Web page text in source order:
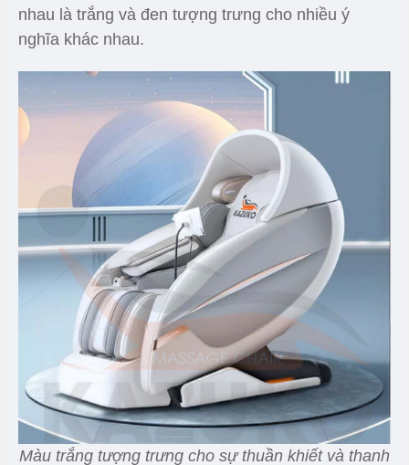
nhau là trắng và đen tượng trưng cho nhiều ý
nghĩa khác nhau.
Màu trắng tượng trưng cho sự thuần khiết và thanh